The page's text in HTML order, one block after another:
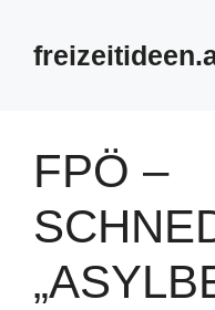
Inhalt
springen
FPÖ –